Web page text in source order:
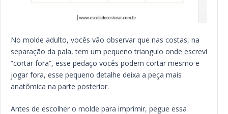
No molde adulto, vocês vão observar que nas costas, na
separação da pala, tem um pequeno triangulo onde escrevi
“cortar fora”, esse pedaço vocês podem cortar mesmo e
jogar fora, esse pequeno detalhe deixa a peça mais
anatômica na parte posterior.
Antes de escolher o molde para imprimir, pegue essa